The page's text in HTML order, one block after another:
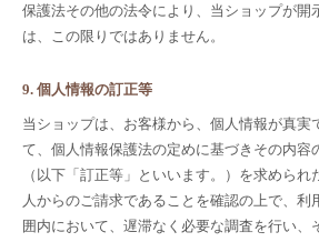
保護法その他の法令により、当ショップが開
は、この限りではありません。
9. 個人情報の訂正等
当ショップは、お客様から、個人情報が真実
て、個人情報保護法の定めに基づきその内容
（以下「訂正等」といいます。）を求めら
人からのご請求であることを確認の上で、利
囲内において、遅滞なく必要な調査を行い、